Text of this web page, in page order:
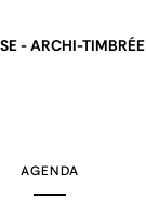
- ARCHI-TIMBRÉE
AGENDA